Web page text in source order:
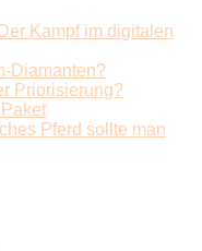
Kampf im digitalen
Diamanten?
Priorisierung?
Pferd sollte man